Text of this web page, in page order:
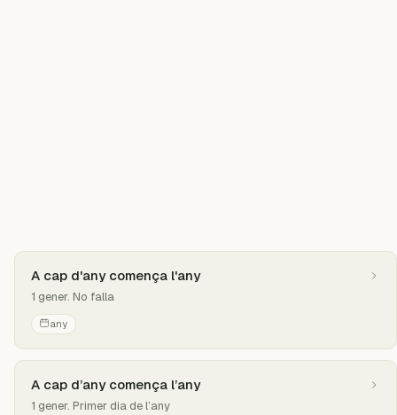
A cap d'any comença l'any
1 gener. No falla
any
A cap d’any comença l’any
1 gener. Primer dia de l’any